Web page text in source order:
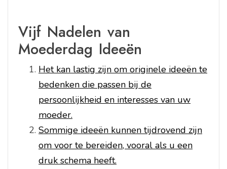
Vijf Nadelen van
Moederdag Ideeën
Het kan lastig zijn om originele ideeën te
bedenken die passen bij de
persoonlijkheid en interesses van uw
moeder.
Sommige ideeën kunnen tijdrovend zijn
om voor te bereiden, vooral als u een
druk schema heeft.